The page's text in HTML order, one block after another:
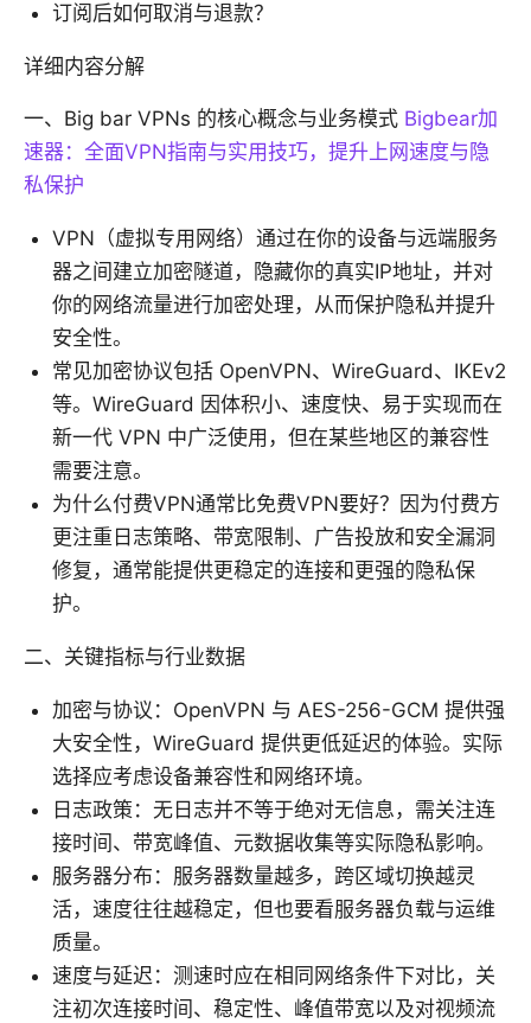
订阅后如何取消与退款？
详细内容分解
一、Big bar VPNs 的核心概念与业务模式 Bigbear加
速器：全面VPN指南与实用技巧，提升上网速度与隐
私保护
VPN（虚拟专用网络）通过在你的设备与远端服务
器之间建立加密隧道，隐藏你的真实IP地址，并对
你的网络流量进行加密处理，从而保护隐私并提升
安全性。
常见加密协议包括 OpenVPN、WireGuard、IKEv2
等。WireGuard 因体积小、速度快、易于实现而在
新一代 VPN 中广泛使用，但在某些地区的兼容性
需要注意。
为什么付费VPN通常比免费VPN要好？因为付费方
更注重日志策略、带宽限制、广告投放和安全漏洞
修复，通常能提供更稳定的连接和更强的隐私保
护。
二、关键指标与行业数据
加密与协议：OpenVPN 与 AES-256-GCM 提供强
大安全性，WireGuard 提供更低延迟的体验。实际
选择应考虑设备兼容性和网络环境。
日志政策：无日志并不等于绝对无信息，需关注连
接时间、带宽峰值、元数据收集等实际隐私影响。
服务器分布：服务器数量越多，跨区域切换越灵
活，速度往往越稳定，但也要看服务器负载与运维
质量。
速度与延迟：测速时应在相同网络条件下对比，关
注初次连接时间、稳定性、峰值带宽以及对视频流